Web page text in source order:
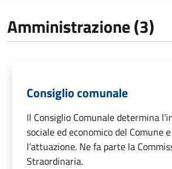
Amministrazione (3)
Consiglio comunale
Il Consiglio Comunale determina
sociale ed economico del Comune
l’attuazione. Ne fa parte la
Straordinaria.